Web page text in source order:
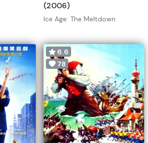
(2006)
Ice Age: The Meltdown
6.6
78